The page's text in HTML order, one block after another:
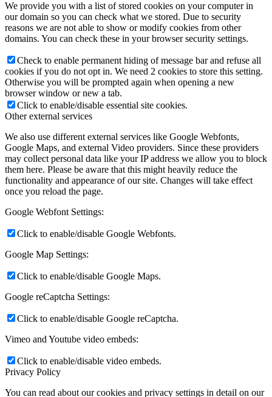
We provide you with a list of stored cookies on your computer in
our domain so you can check what we stored. Due to security
reasons we are not able to show or modify cookies from other
domains. You can check these in your browser security settings.
Check to enable permanent hiding of message bar and refuse all
cookies if you do not opt in. We need 2 cookies to store this setting.
Otherwise you will be prompted again when opening a new
browser window or new a tab.
Click to enable/disable essential site cookies.
Other external services
We also use different external services like Google Webfonts,
Google Maps, and external Video providers. Since these providers
may collect personal data like your IP address we allow you to block
them here. Please be aware that this might heavily reduce the
functionality and appearance of our site. Changes will take effect
once you reload the page.
Google Webfont Settings:
Click to enable/disable Google Webfonts.
Google Map Settings:
Click to enable/disable Google Maps.
Google reCaptcha Settings:
Click to enable/disable Google reCaptcha.
Vimeo and Youtube video embeds:
Click to enable/disable video embeds.
Privacy Policy
You can read about our cookies and privacy settings in detail on our